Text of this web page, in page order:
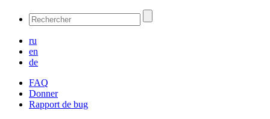
ru
en
de
FAQ
Donner
Rapport de bug